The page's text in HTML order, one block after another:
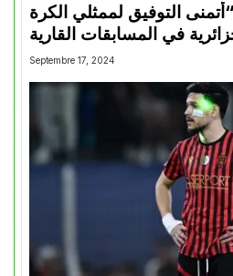
التوفيق لممثلي الكرة
Septembre 17, 2024